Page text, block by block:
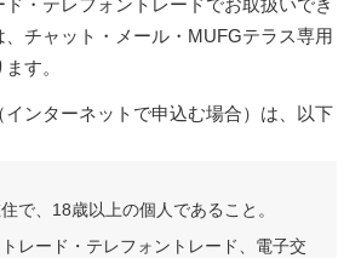
・テレフォントレードでお取扱いでき
、チャット・メール・MUFGテラス専用
す。
インターネットで申込む場合）は、以下
で、18歳以上の個人であること。
トレード・テレフォントレード、電子交